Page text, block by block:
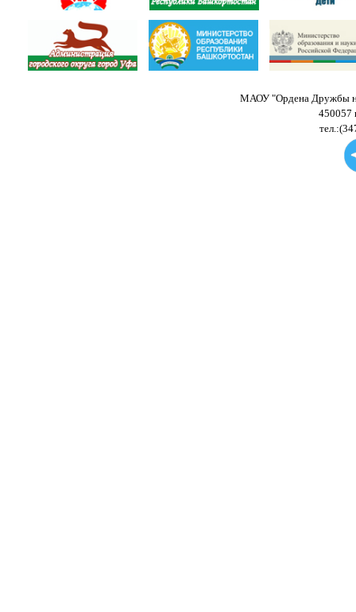
МАОУ "Ордена Дружбы
450057